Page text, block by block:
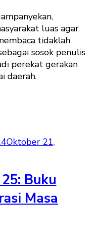
luas agar
tidaklah
sosok penulis
perekat gerakan
daerah.
Oktober 21,
Buku
Masa